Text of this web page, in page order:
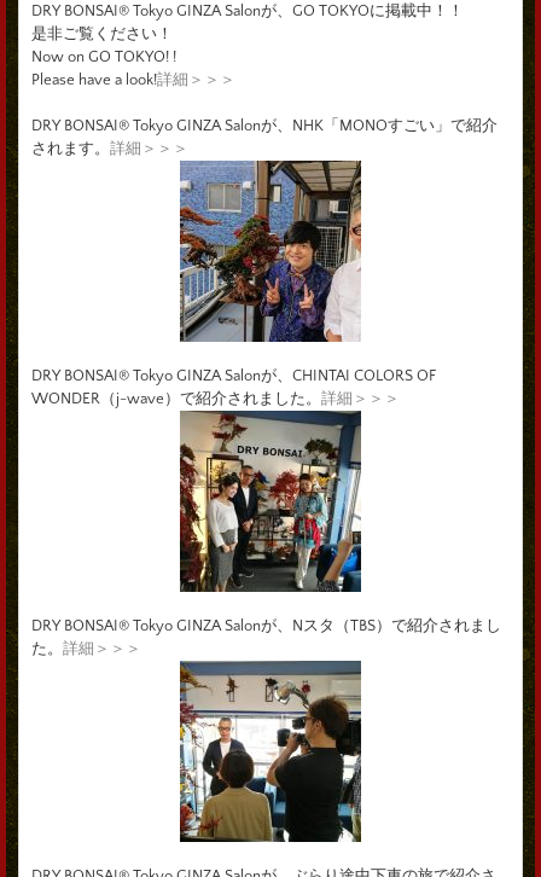
DRY BONSAI® Tokyo GINZA Salonが、GO TOKYOに掲載中！！
是非ご覧ください！
Now on GO TOKYO! !
Please have a look!詳細＞＞＞
DRY BONSAI® Tokyo GINZA Salonが、NHK「MONOすごい」で紹介
されます。 詳細＞＞＞
DRY BONSAI® Tokyo GINZA Salonが、CHINTAI COLORS OF
WONDER（j-wave）で紹介されました。 詳細＞＞＞
DRY BONSAI® Tokyo GINZA Salonが、Nスタ（TBS）で紹介されまし
た。 詳細＞＞＞